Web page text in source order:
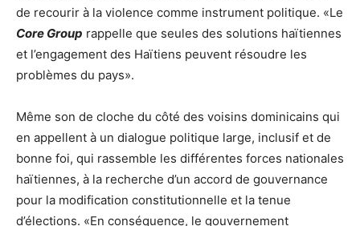
de recourir à la violence comme instrument politique. «Le
Core Group rappelle que seules des solutions haïtiennes
et l’engagement des Haïtiens peuvent résoudre les
problèmes du pays».
Même son de cloche du côté des voisins dominicains qui
en appellent à un dialogue politique large, inclusif et de
bonne foi, qui rassemble les différentes forces nationales
haïtiennes, à la recherche d’un accord de gouvernance
pour la modification constitutionnelle et la tenue
d’élections. «En conséquence, le gouvernement